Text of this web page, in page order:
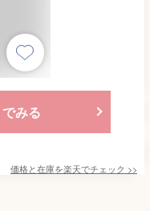
みる
価格と在庫を楽天でチェック >>